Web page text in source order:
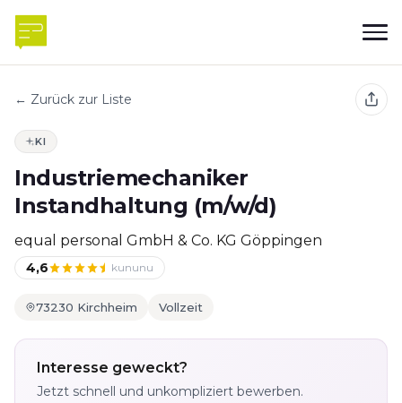
← Zurück zur Liste
KI
Industriemechaniker
Instandhaltung (m/w/d)
equal personal GmbH & Co. KG Göppingen
4,6 kununu
73230 Kirchheim Vollzeit
Interesse geweckt?
Jetzt schnell und unkompliziert bewerben.